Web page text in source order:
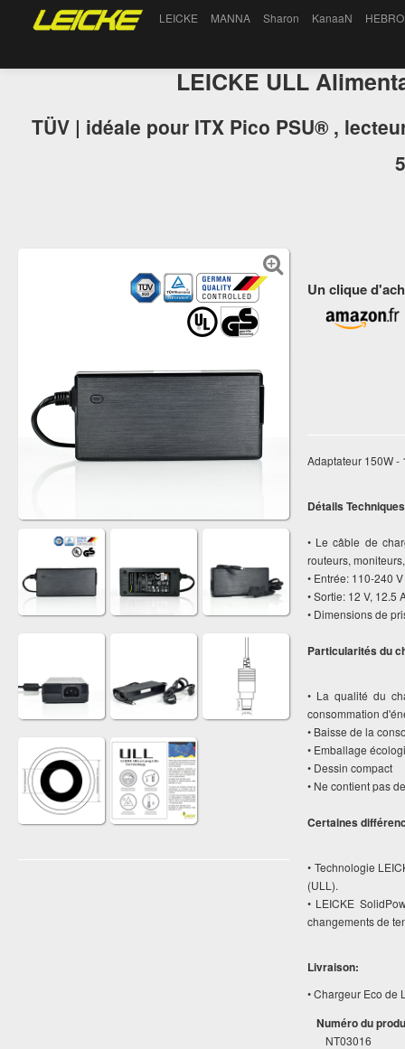
LEICKE MANNA Sharon KanaaN
LEICKE ULL
TÜV | idéale pour ITX Pico PSU® ,
Un clique
Adaptateur 150W -
Détails
• Le câble de
routeurs,
• Entrée: 110-240
• Sortie: 12 V, 12.5
• Dimensions de
Particularités du
• La qualité du
consommation
• Baisse de la
• Emballage
• Dessin compact
• Ne contient pas
Certaines
• Technologie
(ULL).
• LEICKE
changements de
Livraison:
• Chargeur Eco de
Numéro du
NT03016